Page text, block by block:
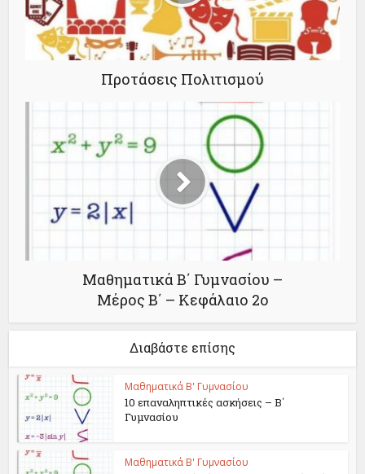
Προτάσεις Πολιτισμού
Μαθηματικά Β΄ Γυμνασίου –
Μέρος Β΄ – Κεφάλαιο 2ο
Διαβάστε επίσης
Μαθηματικά Β' Γυμνασίου
10 επαναληπτικές ασκήσεις – Β΄
Γυμνασίου
Μαθηματικά Β' Γυμνασίου